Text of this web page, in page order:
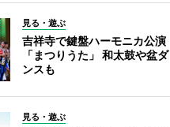
見る・遊ぶ
吉祥寺で鍵盤ハーモニカ公演
「まつりうた」 和太鼓や盆ダ
ンスも
見る・遊ぶ